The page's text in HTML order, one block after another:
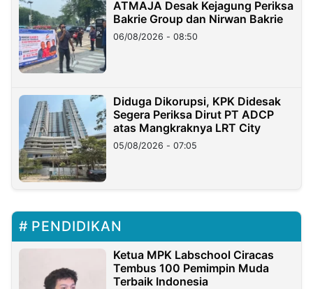
ATMAJA Desak Kejagung Periksa
Bakrie Group dan Nirwan Bakrie
06/08/2026 - 08:50
Diduga Dikorupsi, KPK Didesak
Segera Periksa Dirut PT ADCP
atas Mangkraknya LRT City
05/08/2026 - 07:05
PENDIDIKAN
Ketua MPK Labschool Ciracas
Tembus 100 Pemimpin Muda
Terbaik Indonesia